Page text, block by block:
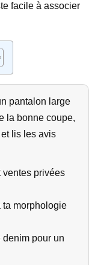
facile à associer
pantalon large
la bonne coupe,
lis les avis
ventes privées
morphologie
pour un